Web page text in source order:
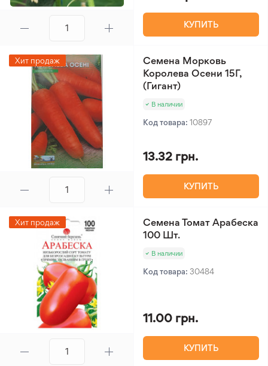
КУПИТЬ
Хит продаж
Семена Морковь
Королева Осени 15Г,
(Гигант)
В наличии
Код товара: 10897
13.32 грн.
КУПИТЬ
Хит продаж
Семена Томат Арабеска
100 Шт.
В наличии
Код товара: 30484
11.00 грн.
КУПИТЬ